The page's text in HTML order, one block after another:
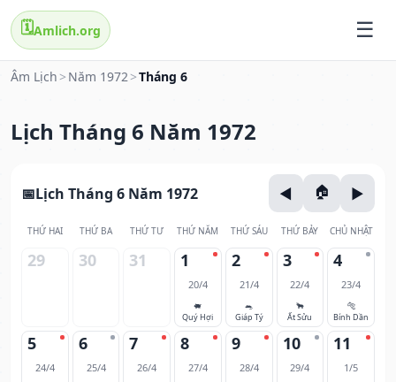
🗓️Amlich.org
Âm Lịch > Năm 1972>Tháng 6
Lịch Tháng 6 Năm 1972
Lịch Tháng 6 Năm 1972
THỨ HAI THỨ BA THỨ TƯ THỨ NĂM THỨ SÁU THỨ BẢY CHỦ NHẬT
29 30 31 1
20/4
🐖
Quý Hợi
2
21/4
🐀
Giáp Tý
3
22/4
🐂
Ất Sửu
4
23/4
🐅
Bính Dần
5
24/4
6
25/4
7
26/4
8
27/4
9
28/4
10
29/4
11
1/5